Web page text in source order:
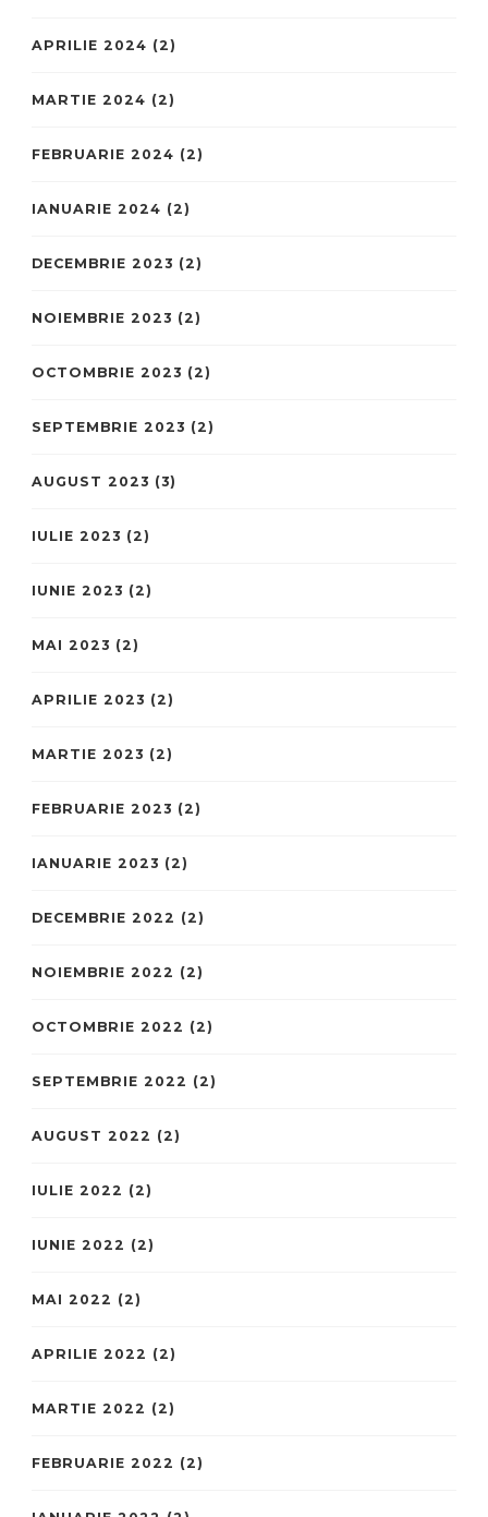
APRILIE 2024 (2)
MARTIE 2024 (2)
FEBRUARIE 2024 (2)
IANUARIE 2024 (2)
DECEMBRIE 2023 (2)
NOIEMBRIE 2023 (2)
OCTOMBRIE 2023 (2)
SEPTEMBRIE 2023 (2)
AUGUST 2023 (3)
IULIE 2023 (2)
IUNIE 2023 (2)
MAI 2023 (2)
APRILIE 2023 (2)
MARTIE 2023 (2)
FEBRUARIE 2023 (2)
IANUARIE 2023 (2)
DECEMBRIE 2022 (2)
NOIEMBRIE 2022 (2)
OCTOMBRIE 2022 (2)
SEPTEMBRIE 2022 (2)
AUGUST 2022 (2)
IULIE 2022 (2)
IUNIE 2022 (2)
MAI 2022 (2)
APRILIE 2022 (2)
MARTIE 2022 (2)
FEBRUARIE 2022 (2)